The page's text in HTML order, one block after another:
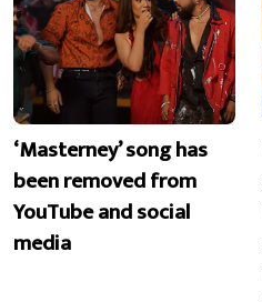
‘Masterney’ song has
been removed from
YouTube and social
media